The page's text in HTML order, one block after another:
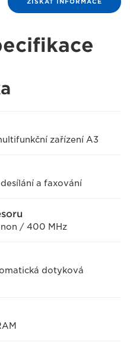
zařízení A3
a faxování
/ 400 MHz
dotyková